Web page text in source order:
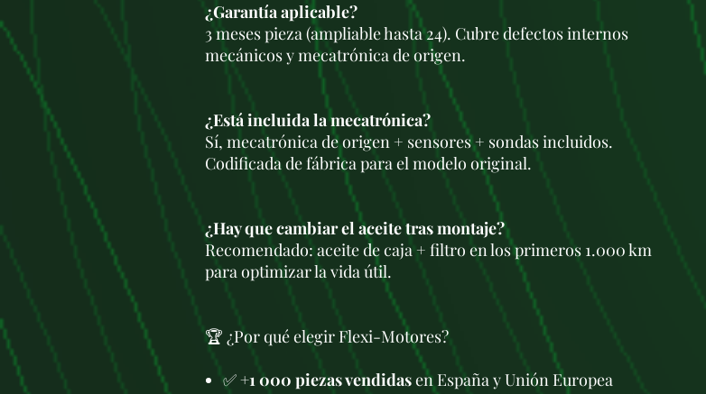
¿Garantía aplicable?
3 meses pieza (ampliable hasta 24). Cubre defectos internos
mecánicos y mecatrónica de origen.
¿Está incluida la mecatrónica?
Sí, mecatrónica de origen + sensores + sondas incluidos.
Codificada de fábrica para el modelo original.
¿Hay que cambiar el aceite tras montaje?
Recomendado: aceite de caja + filtro en los primeros 1.000 km
para optimizar la vida útil.
🏆 ¿Por qué elegir Flexi-Motores?
✅+1 000 piezas vendidasen España y Unión Europea